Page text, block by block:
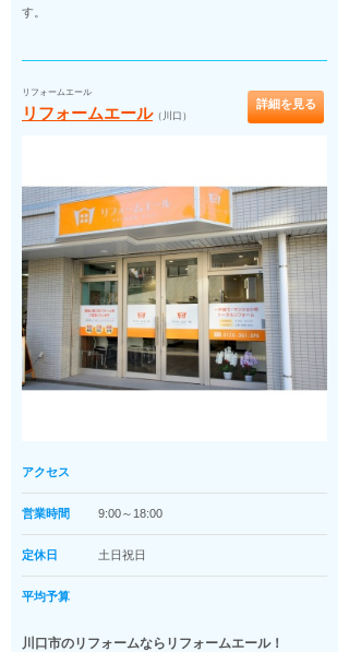
す。
リフォームエール
リフォームエール（川口）
詳細を見る
アクセス
営業時間 9:00～18:00
定休日 土日祝日
平均予算
川口市のリフォームならリフォームエール！